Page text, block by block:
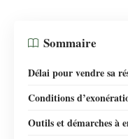
Sommaire
Délai pour vendre sa
Conditions
Outils et démarches à